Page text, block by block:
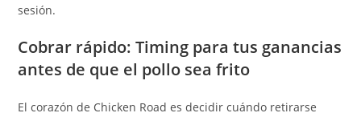
sesión.
Cobrar rápido: Timing para tus ganancias
antes de que el pollo sea frito
El corazón de Chicken Road es decidir cuándo retirarse